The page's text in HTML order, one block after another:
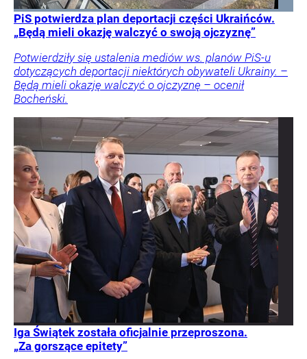
PiS potwierdza plan deportacji części Ukraińców.
„Będą mieli okazję walczyć o swoją ojczyznę”
Potwierdziły się ustalenia mediów ws. planów PiS-u
dotyczących deportacji niektórych obywateli Ukrainy. –
Będą mieli okazję walczyć o ojczyznę – ocenił
Bocheński.
Iga Świątek została oficjalnie przeproszona.
„Za gorszące epitety”